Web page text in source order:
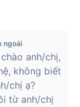
ngoái
anh/chị,
không biết
chị ạ?
từ anh/chị